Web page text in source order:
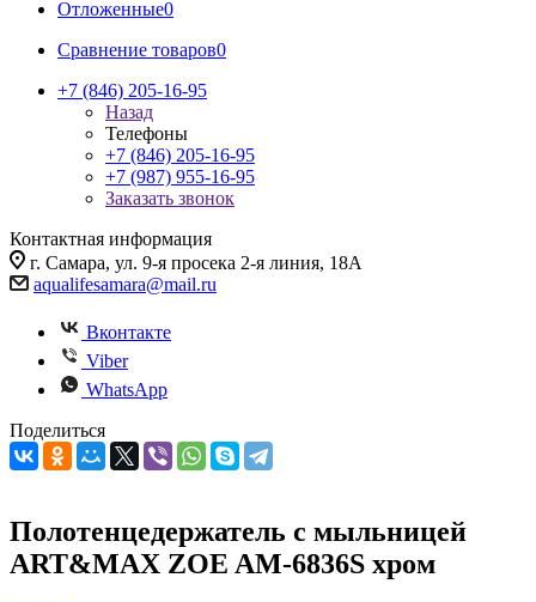
Отложенные0
Сравнение товаров0
+7 (846) 205-16-95
Назад
Телефоны
+7 (846) 205-16-95
+7 (987) 955-16-95
Заказать звонок
Контактная информация
г. Самара, ул. 9-я просека 2-я линия, 18А
aqualifesamara@mail.ru
Вконтакте
Viber
WhatsApp
Поделиться
Полотенцедержатель с мыльницей
ART&MAX ZOE AM-6836S хром